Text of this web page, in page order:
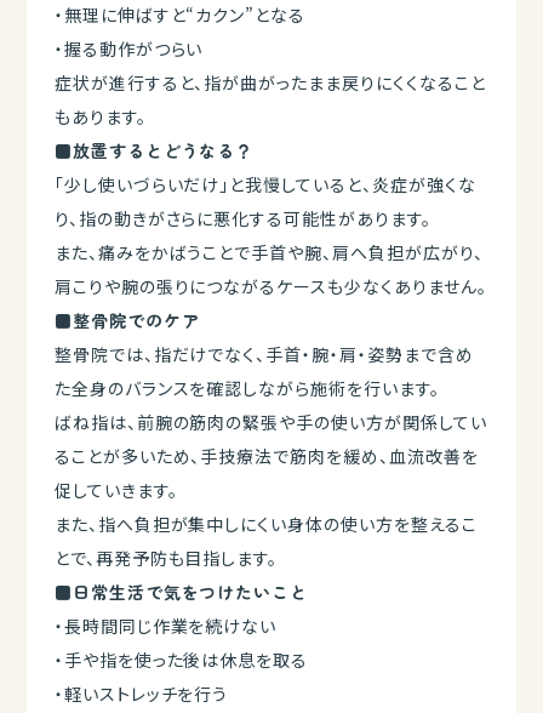
・無理に伸ばすと“カクン”となる
・握る動作がつらい
症状が進行すると、指が曲がったまま戻りにくくなること
もあります。
■放置するとどうなる？
「少し使いづらいだけ」と我慢していると、炎症が強くな
り、指の動きがさらに悪化する可能性があります。
また、痛みをかばうことで手首や腕、肩へ負担が広がり、
肩こりや腕の張りにつながるケースも少なくありません。
■整骨院でのケア
整骨院では、指だけでなく、手首・腕・肩・姿勢まで含め
た全身のバランスを確認しながら施術を行います。
ばね指は、前腕の筋肉の緊張や手の使い方が関係してい
ることが多いため、手技療法で筋肉を緩め、血流改善を
促していきます。
また、指へ負担が集中しにくい身体の使い方を整えるこ
とで、再発予防も目指します。
■日常生活で気をつけたいこと
・長時間同じ作業を続けない
・手や指を使った後は休息を取る
・軽いストレッチを行う